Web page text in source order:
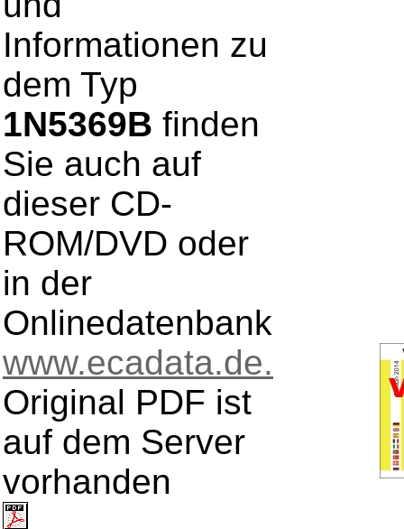
Informationen zu
dem Typ
1N5369B finden
Sie auch auf
dieser CD-
ROM/DVD oder
in der
Onlinedatenbank
www.ecadata.de.
Original PDF ist
auf dem Server
vorhanden